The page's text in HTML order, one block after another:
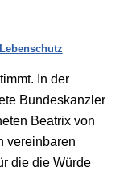
Lebenschutz
In der
Bundeskanzler
Beatrix von
vereinbaren
die die Würde